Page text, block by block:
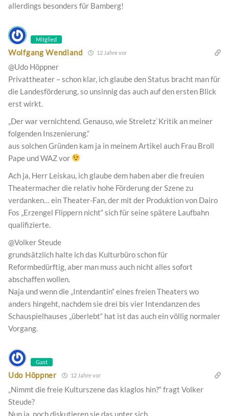
allerdings besonders für Bamberg!
Mitglied
Wolfgang Wendland 12 Jahre vor
@Udo Höppner
Privattheater – schon klar, ich glaube den Status bracht man für
die Landesförderung, so unsinnig das auch auf den ersten Blick
erst wirkt.
„Der war vernichtend. Genauso, wie Streletz`Kritik an meiner
folgenden Inszenierung.“
aus solchen Gründen kam ja in meinem Artikel auch Frau Broll
Pape und WAZ vor
Ach ja, Herr Leiskau, ich glaube dem haben aber die freuien
Theatermacher die relativ hohe Förderung der Szene zu
verdanken… ein Theater-Fan, der mit der Produktion von Dairo
Fos „Erzengel Flippern nicht“ sich für seine spätere Laufbahn
qualifizierte.
@Volker Steude
grundsätzlich halte ich das Kulturbüro schon für
Reformbedürftig, aber man muss auch nicht alles sofort
abschaffen wollen.
Naja und wenn die „Intendantin“ eines freien Theaters wo
anders hingeht, nachdem sie drei bis vier Intendanzen des
Schauspielhauses „überlebt“ hat ist das auch ein völlig normaler
Vorgang.
Gast
Udo Höppner 12 Jahre vor
„Nimmt die freie Kulturszene das klaglos hin?“ fragt Volker
Steude?
Nun ja, noch diskutieren sie das unter sich,